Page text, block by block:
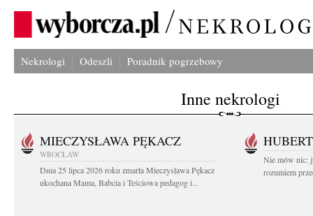
Nekrologi Odeszli Poradnik pogrzebowy
Inne nekrologi
MIECZYSŁAWA PĘKACZ
WROCŁAW
Dnia 25 lipca 2026 roku zmarła Mieczysława Pękacz
ukochana Mama, Babcia i Teściowa pedagog i...
Nie mów nic:
rozumiem